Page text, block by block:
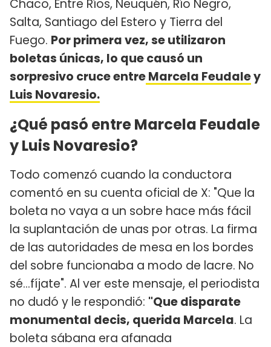
Chaco, Entre Ríos, Neuquén, Río Negro,
Salta, Santiago del Estero y Tierra del
Fuego. Por primera vez, se utilizaron
boletas únicas, lo que causó un
sorpresivo cruce entreMarcela Feudaley
Luis Novaresio.
¿Qué pasó entre Marcela Feudale
y Luis Novaresio?
Todo comenzó cuando la conductora
comentó en su cuenta oficial de X: "Que la
boleta no vaya a un sobre hace más fácil
la suplantación de unas por otras. La firma
de las autoridades de mesa en los bordes
del sobre funcionaba a modo de lacre. No
sé…fíjate". Al ver este mensaje, el periodista
no dudó y le respondió: "Que disparate
monumental decis, querida Marcela. La
boleta sábana era afanada